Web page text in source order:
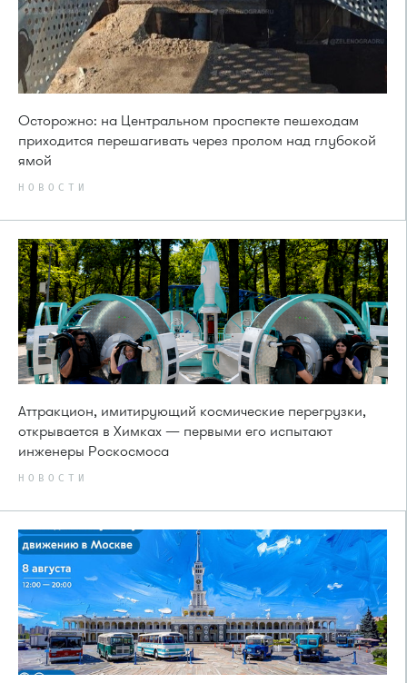
Осторожно: на Центральном проспекте пешеходам
приходится перешагивать через пролом над глубокой
ямой
НОВОСТИ
Аттракцион, имитирующий космические перегрузки,
открывается в Химках — первыми его испытают
инженеры Роскосмоса
НОВОСТИ